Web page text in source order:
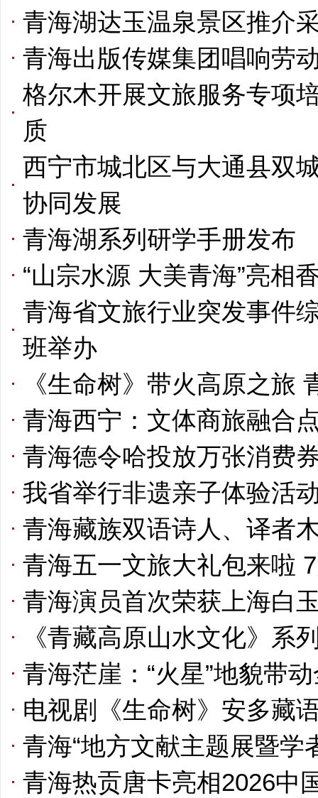
青海湖达玉温泉景区推介
青海出版传媒集团唱响劳
格尔木开展文旅服务专项
质
西宁市城北区与大通县双
协同发展
青海湖系列研学手册发布
“山宗水源 大美青海”亮相
青海省文旅行业突发事件
班举办
《生命树》带火高原之旅
青海西宁：文体商旅融合
青海德令哈投放万张消费
我省举行非遗亲子体验活
青海藏族双语诗人、译者
青海五一文旅大礼包来啦
青海演员首次荣获上海白
《青藏高原山水文化》系
青海茫崖：“火星”地貌带
电视剧《生命树》安多藏
青海“地方文献主题展暨学
青海热贡唐卡亮相2026中